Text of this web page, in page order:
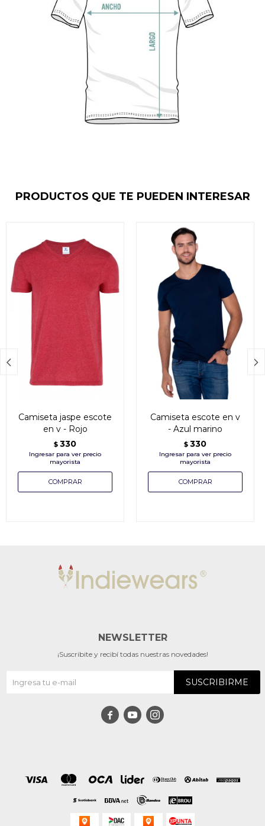
PRODUCTOS QUE TE PUEDEN INTERESAR
Camiseta jaspe escote
en v - Rojo
$ 330
Camiseta escote en v
- Azul marino
$ 330
 
NEWSLETTER
¡Suscribite y recibí todas nuestras novedades!
SUSCRIBIRME
  